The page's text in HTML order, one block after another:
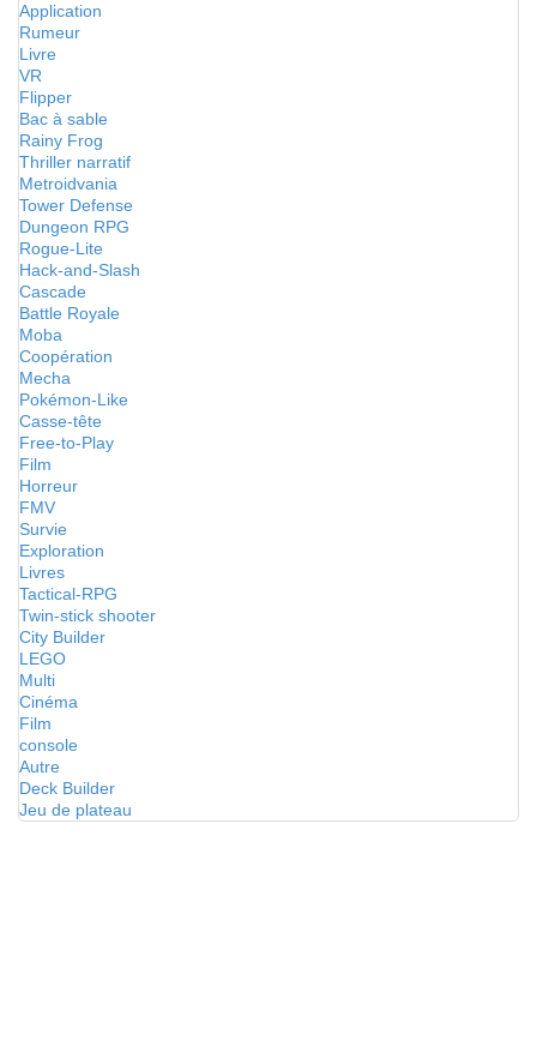
Application
Rumeur
Livre
VR
Flipper
Bac à sable
Rainy Frog
Thriller narratif
Metroidvania
Tower Defense
Dungeon RPG
Rogue-Lite
Hack-and-Slash
Cascade
Battle Royale
Moba
Coopération
Mecha
Pokémon-Like
Casse-tête
Free-to-Play
Film
Horreur
FMV
Survie
Exploration
Livres
Tactical-RPG
Twin-stick shooter
City Builder
LEGO
Multi
Cinéma
Film
console
Autre
Deck Builder
Jeu de plateau